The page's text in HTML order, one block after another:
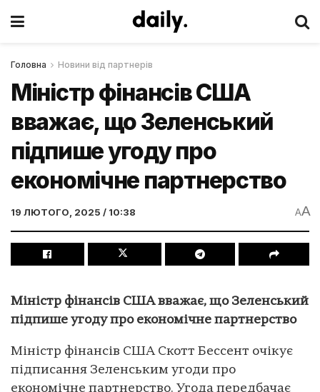
Головна Новини від партнерів
Міністр фінансів США
вважає, що Зеленський
підпише угоду про
економічне партнерство
19 ЛЮТОГО, 2025 / 10:38 AA
Міністр фінансів США вважає, що Зеленський
підпише угоду про економічне партнерство
Міністр фінансів США Скотт Бессент очікує
підписання Зеленським угоди про
економічне партнерство. Угода передбачає